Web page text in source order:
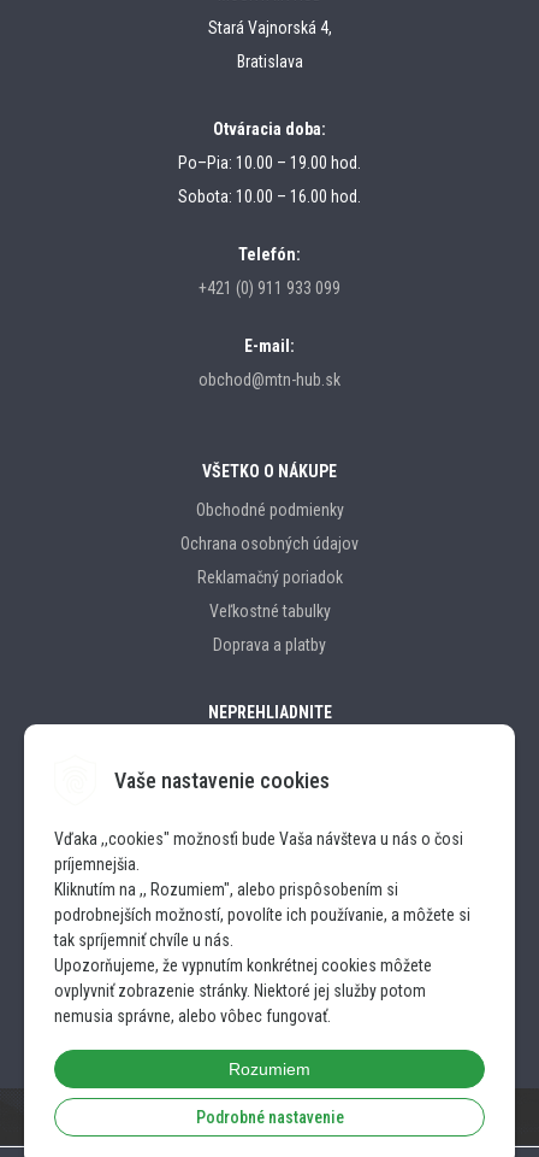
Vaše nastavenie cookies
Vďaka ,,cookies" možnosťi bude Vaša návšteva u nás o čosi
príjemnejšia.
Kliknutím na ,, Rozumiem", alebo prispôsobením si
podrobnejších možností, povolíte ich používanie, a môžete si
tak spríjemniť chvíle u nás.
Upozorňujeme, že vypnutím konkrétnej cookies môžete
ovplyvniť zobrazenie stránky. Niektoré jej služby potom
nemusia správne, alebo vôbec fungovať.
Rozumiem
Podrobné nastavenie
Stará Vajnorská 4,
Bratislava
Otváracia doba:
Po–Pia: 10.00 – 19.00 hod.
Sobota: 10.00 – 16.00 hod.
Telefón:
+421 (0) 911 933 099
E-mail:
obchod@mtn-hub.sk
VŠETKO O NÁKUPE
Obchodné podmienky
Ochrana osobných údajov
Reklamačný poriadok
Veľkostné tabulky
Doprava a platby
NEPREHLIADNITE
INSTAGRAM
FACEBOOK